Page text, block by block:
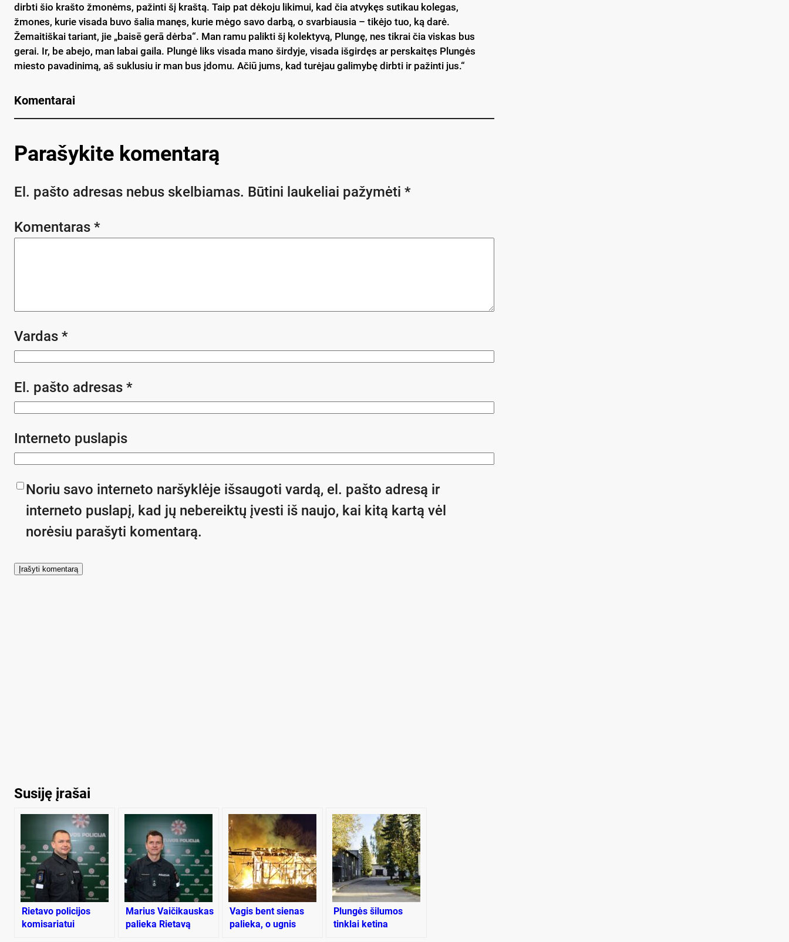
dirbti šio krašto žmonėms, pažinti šį kraštą. Taip pat dėkoju likimui, kad čia atvykęs sutikau kolegas,
žmones, kurie visada buvo šalia manęs, kurie mėgo savo darbą, o svarbiausia – tikėjo tuo, ką darė.
Žemaitiškai tariant, jie „baisē gerā dėrba“. Man ramu palikti šį kolektyvą, Plungę, nes tikrai čia viskas bus
gerai. Ir, be abejo, man labai gaila. Plungė liks visada mano širdyje, visada išgirdęs ar perskaitęs Plungės
miesto pavadinimą, aš suklusiu ir man bus įdomu. Ačiū jums, kad turėjau galimybę dirbti ir pažinti jus.“
Komentarai
Parašykite komentarą
El. pašto adresas nebus skelbiamas. Būtini laukeliai pažymėti *
Komentaras *
Vardas *
El. pašto adresas *
Interneto puslapis
Noriu savo interneto naršyklėje išsaugoti vardą, el. pašto adresą ir
interneto puslapį, kad jų nebereiktų įvesti iš naujo, kai kitą kartą vėl
norėsiu parašyti komentarą.
Susiję įrašai
Rietavo policijos
komisariatui
Marius Vaičikauskas
palieka Rietavą
Vagis bent sienas
palieka, o ugnis
Plungės šilumos
tinklai ketina